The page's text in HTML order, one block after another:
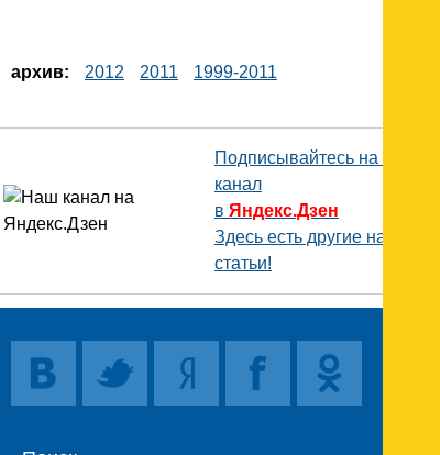
архив: 2012 2011 1999-2011
Подписывайтесь на наш
канал
в Яндекс.Дзен
Здесь есть другие наши
статьи!